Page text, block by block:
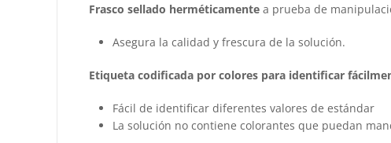
Frasco sellado herméticamente a prueba de
Asegura la calidad y frescura de la solución.
Etiqueta codificada por colores para identificar
Fácil de identificar diferentes valores de estándar
La solución no contiene colorantes que puedan